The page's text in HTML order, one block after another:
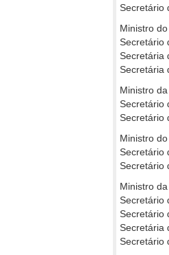
Secretário
Ministro
Secretário
Secretária
Secretária
Ministro
Secretário
Secretário
Ministro
Secretário
Secretário
Ministro
Secretário
Secretário
Secretária
Secretário